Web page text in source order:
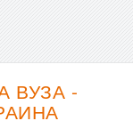
ВУЗА -